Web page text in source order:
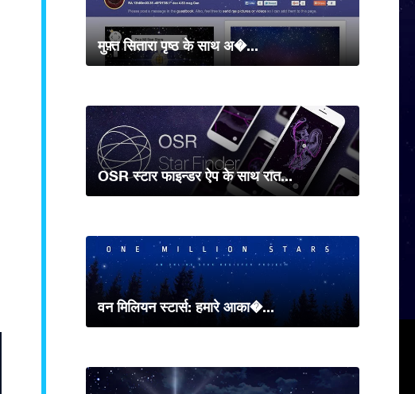
मुफ़्त सितारा पृष्ठ के साथ अ�...
OSR स्टार फाइन्डर ऐप के साथ रात...
वन मिलियन स्टार्स: हमारे आका�...